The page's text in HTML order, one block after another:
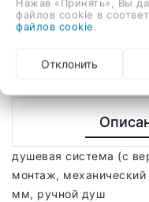
- +
душевая система (с
монтаж,
мм, ручной душ
файлов cookie в
файлов cookie
Отклонить